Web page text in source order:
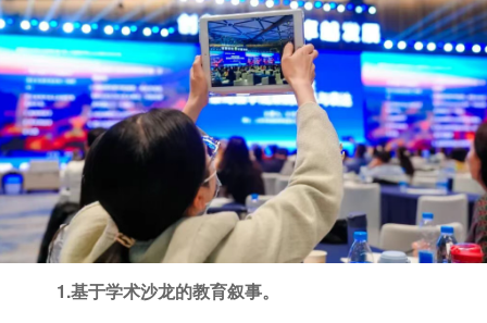
1.基于学术沙龙的教育叙事。